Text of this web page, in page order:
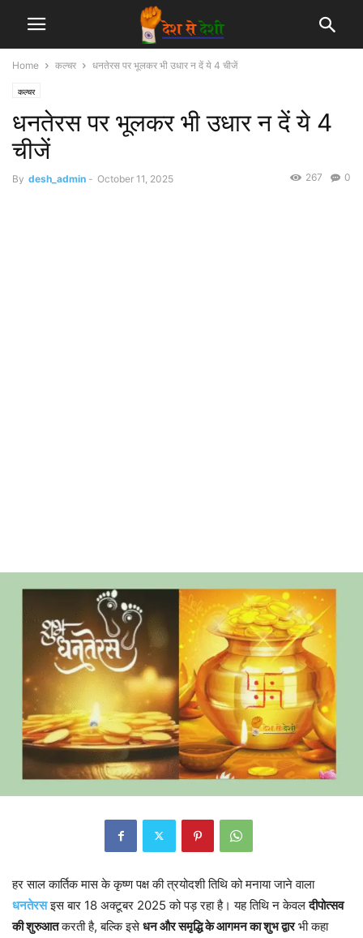
Home कल्चर धनतेरस पर भूलकर भी उधार न दें ये 4 चीजें
कल्चर
धनतेरस पर भूलकर भी उधार न दें ये 4
चीजें
By desh_admin - October 11, 2025 0
267
हर साल कार्तिक मास के कृष्ण पक्ष की त्रयोदशी तिथि को मनाया जाने वाला
धनतेरसइस बार 18 अक्टूबर 2025 को पड़ रहा है। यह तिथि न केवलदीपोत्सव
की शुरुआतकरती है, बल्कि इसेधन और समृद्धि के आगमन का शुभ द्वारभी कहा